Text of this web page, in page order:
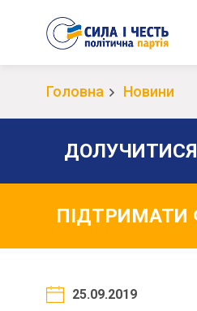
Головна Новини
ДОЛУЧИТИСЯ
ПІДТРИМАТИ
25.09.2019